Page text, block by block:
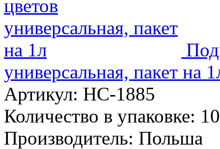
универсальная, пакет на
Артикул: НС-1885
Количество в упаковке: 10
Производитель: Польша